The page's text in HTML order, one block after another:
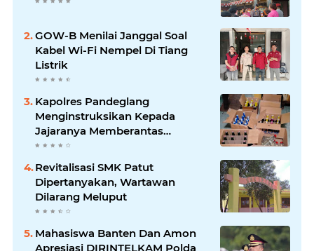
GOW-B Menilai Janggal Soal
Kabel Wi-Fi Nempel Di Tiang
Listrik
Kapolres Pandeglang
Menginstruksikan Kepada
Jajaranya Memberantas
Peredaran Miras
Revitalisasi SMK Patut
Dipertanyakan, Wartawan
Dilarang Meluput
Mahasiswa Banten Dan Amon
Apresiasi DIRINTELKAM Polda